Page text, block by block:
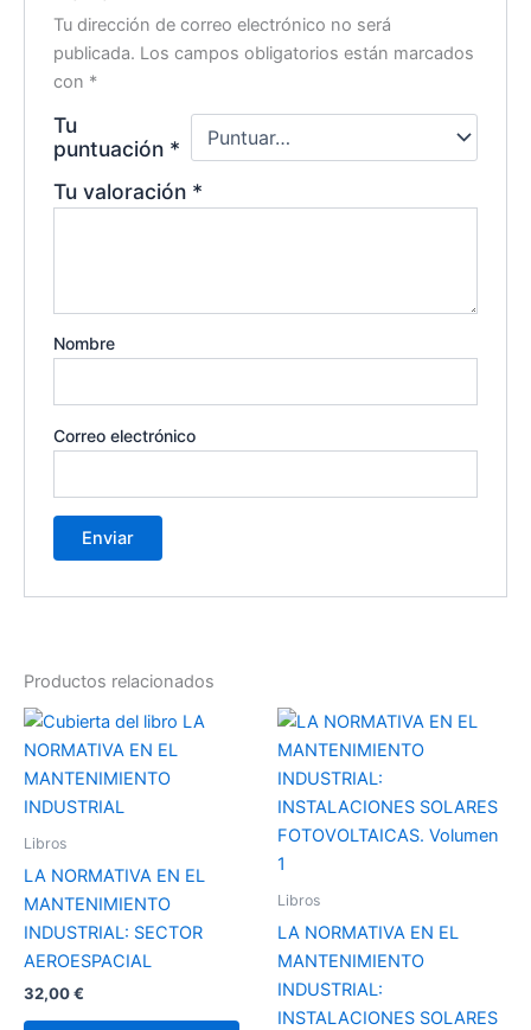
Tu dirección de correo electrónico no será
publicada. Los campos obligatorios están marcados
con *
Tu
puntuación *
Tu valoración *
Nombre
Correo electrónico
Productos relacionados
Libros
LA NORMATIVA EN EL
MANTENIMIENTO
INDUSTRIAL: SECTOR
AEROESPACIAL
32,00€
Libros
LA NORMATIVA EN EL
MANTENIMIENTO
INDUSTRIAL:
INSTALACIONES SOLARES